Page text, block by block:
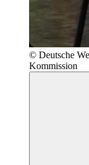
© Deutsche
Kommission